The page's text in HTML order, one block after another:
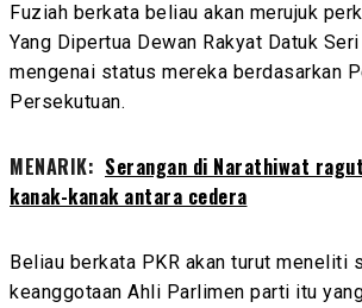
Fuziah berkata beliau akan merujuk
Yang Dipertua Dewan Rakyat Datuk
mengenai status mereka berdasarkan
Persekutuan.
MENARIK: Serangan di Narathiwat
kanak-kanak antara cedera
Beliau berkata PKR akan turut meneliti
keanggotaan Ahli Parlimen parti itu